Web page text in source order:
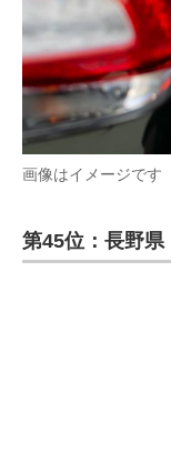
画像はイメージです
第45位：長野県